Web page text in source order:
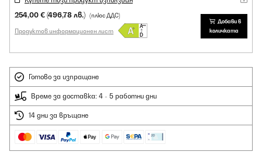
254,00 € (496,78 лв.) (плюс ДДС)
Продуктов информационен лист
Добави в
количката
Готово за изпращане
Време за доставка: 4 - 5 работни дни
14 дни за връщане